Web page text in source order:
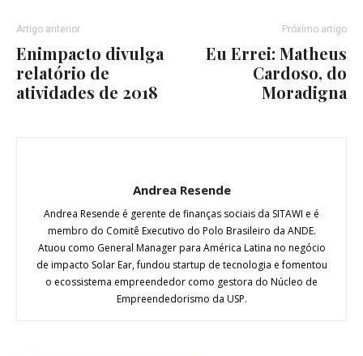
Artigo anterior
Enimpacto divulga
relatório de
atividades de 2018
Próximo artigo
Eu Errei: Matheus
Cardoso, do
Moradigna
Andrea Resende
Andrea Resende é gerente de finanças sociais da SITAWI e é
membro do Comitê Executivo do Polo Brasileiro da ANDE.
Atuou como General Manager para América Latina no negócio
de impacto Solar Ear, fundou startup de tecnologia e fomentou
o ecossistema empreendedor como gestora do Núcleo de
Empreendedorismo da USP.